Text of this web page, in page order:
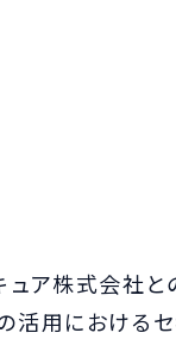
ュア株式会社
用における